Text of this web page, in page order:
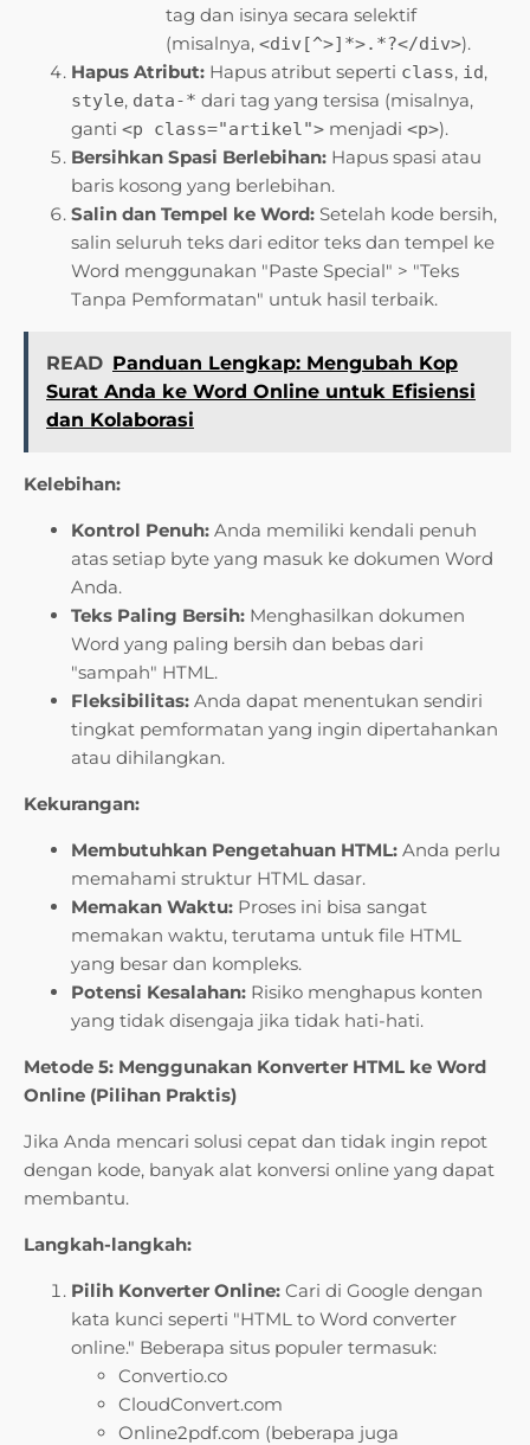
tag dan isinya secara selektif
(misalnya, <div[^>]*>.*?</div>).
Hapus Atribut: Hapus atribut seperti class, id,
style, data-* dari tag yang tersisa (misalnya,
ganti <p class="artikel"> menjadi <p>).
Bersihkan Spasi Berlebihan: Hapus spasi atau
baris kosong yang berlebihan.
Salin dan Tempel ke Word: Setelah kode bersih,
salin seluruh teks dari editor teks dan tempel ke
Word menggunakan "Paste Special" > "Teks
Tanpa Pemformatan" untuk hasil terbaik.
READ Panduan Lengkap: Mengubah Kop
Surat Anda ke Word Online untuk Efisiensi
dan Kolaborasi
Kelebihan:
Kontrol Penuh: Anda memiliki kendali penuh
atas setiap byte yang masuk ke dokumen Word
Anda.
Teks Paling Bersih: Menghasilkan dokumen
Word yang paling bersih dan bebas dari
"sampah" HTML.
Fleksibilitas: Anda dapat menentukan sendiri
tingkat pemformatan yang ingin dipertahankan
atau dihilangkan.
Kekurangan:
Membutuhkan Pengetahuan HTML: Anda perlu
memahami struktur HTML dasar.
Memakan Waktu: Proses ini bisa sangat
memakan waktu, terutama untuk file HTML
yang besar dan kompleks.
Potensi Kesalahan: Risiko menghapus konten
yang tidak disengaja jika tidak hati-hati.
Metode 5: Menggunakan Konverter HTML ke Word
Online (Pilihan Praktis)
Jika Anda mencari solusi cepat dan tidak ingin repot
dengan kode, banyak alat konversi online yang dapat
membantu.
Langkah-langkah:
Pilih Konverter Online: Cari di Google dengan
kata kunci seperti "HTML to Word converter
online." Beberapa situs populer termasuk:
Convertio.co
CloudConvert.com
Online2pdf.com (beberapa juga